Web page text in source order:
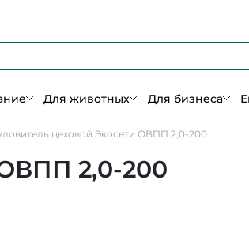
Для животных Для бизнеса
цеховой Экосети ОВПП 2,0-200
2,0-200